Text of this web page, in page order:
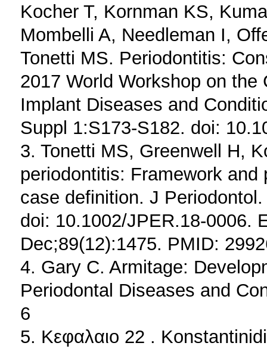
Kocher T, Kornman KS,
Mombelli A, Needleman I,
Tonetti MS. Periodontitis:
2017 World Workshop on
Implant Diseases and
Suppl 1:S173-S182. doi:
3. Tonetti MS, Greenwell H,
periodontitis: Framework
case definition. J
doi: 10.1002/JPER.18-0006.
Dec;89(12):1475. PMID:
4. Gary C. Armitage:
Periodontal Diseases and
6
5. Kεφαλαιο 22 .